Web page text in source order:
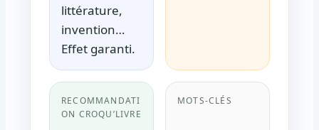
littérature,
invention…
Effet garanti.
RECOMMANDATI
ON CROQU’LIVRE
MOTS-CLÉS